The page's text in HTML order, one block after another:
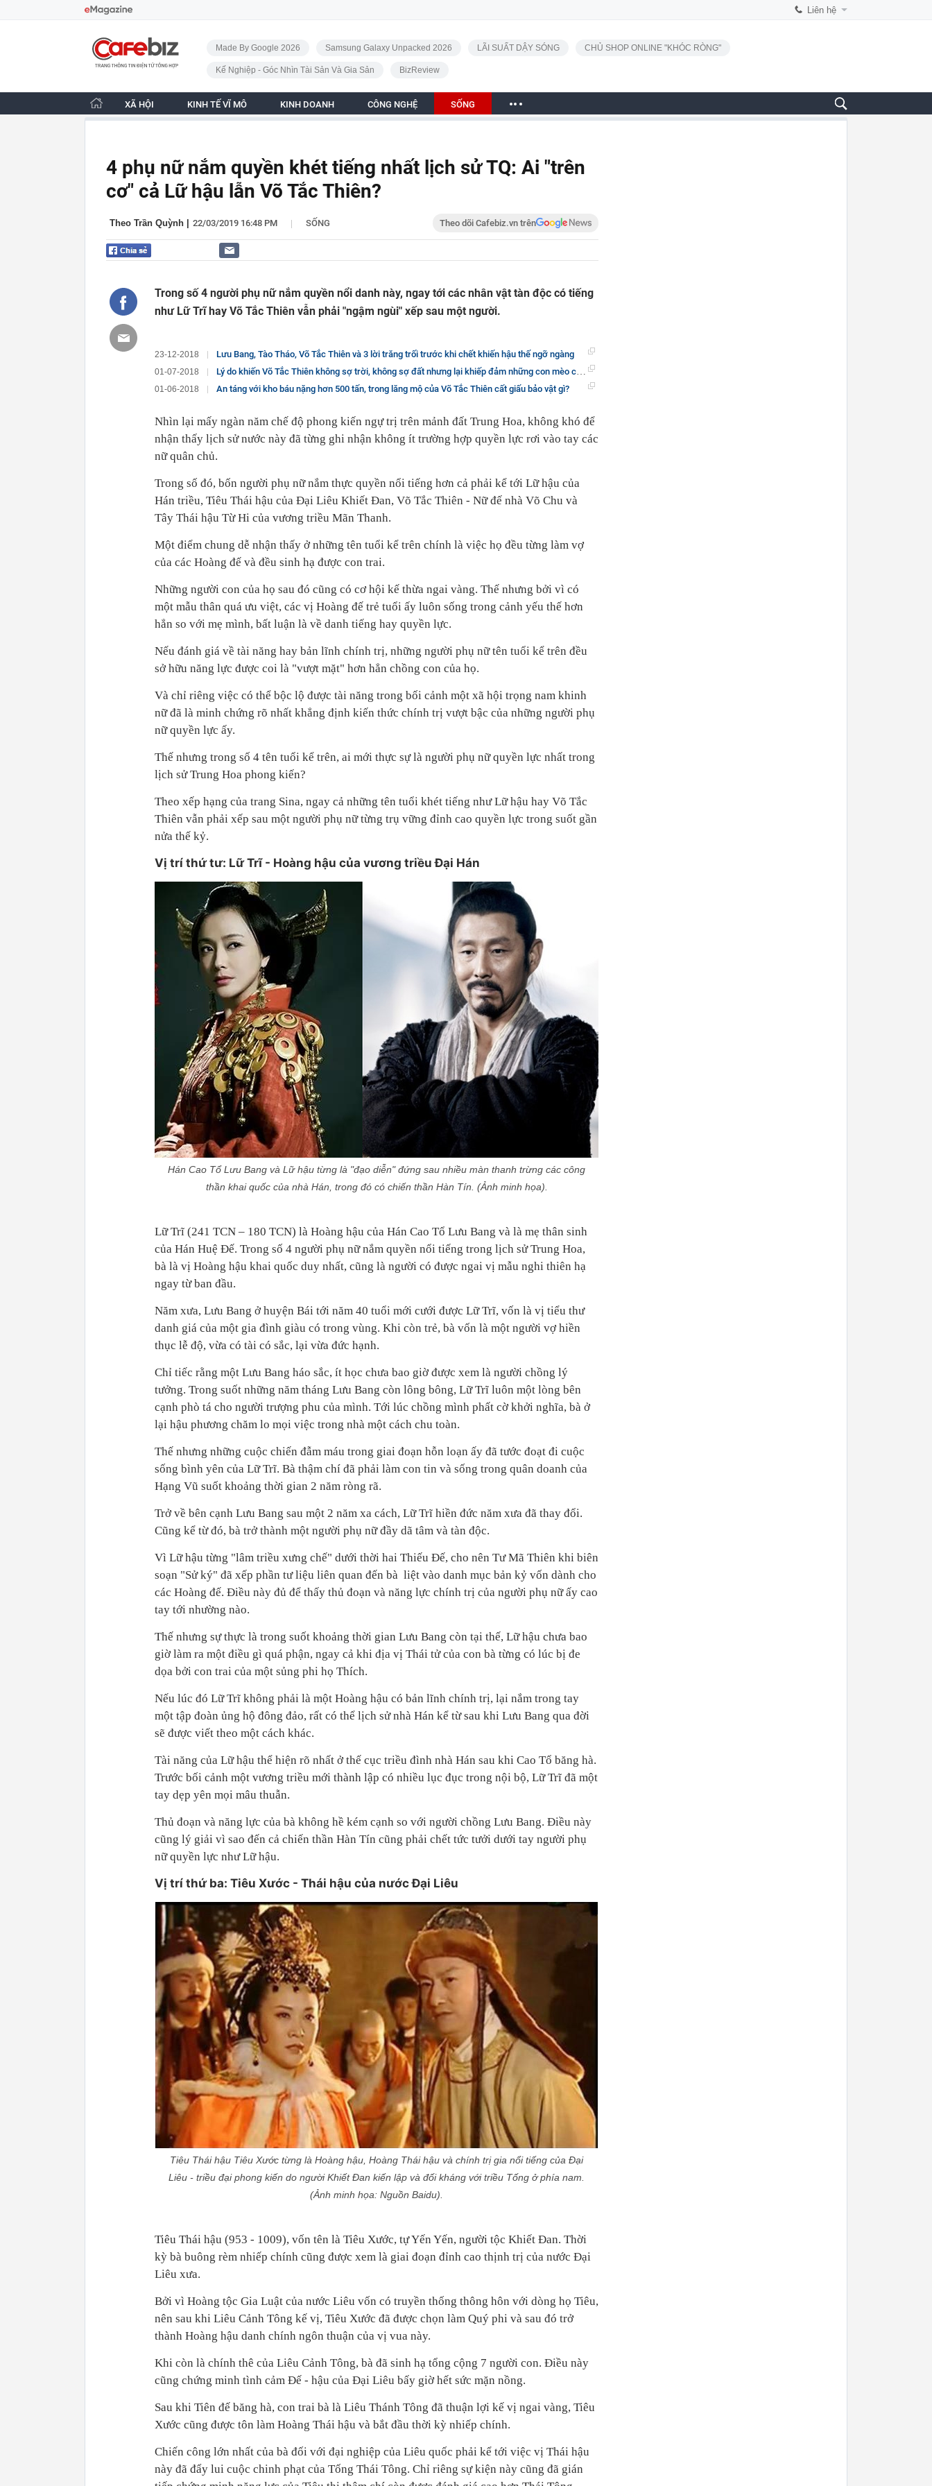
Liên hệ
CafeBiz - Trang chủ
Made By Google 2026 Samsung Galaxy Unpacked 2026 LÃI SUẤT DẬY SÓNG CHỦ SHOP ONLINE "KHÓC RÒNG"
Kế Nghiệp - Góc Nhìn Tài Sản Và Gia Sản BizReview
XÃ HỘI KINH TẾ VĨ MÔ KINH DOANH CÔNG NGHỆ SỐNG
4 phụ nữ nắm quyền khét tiếng nhất lịch sử TQ: Ai "trên
cơ" cả Lữ hậu lẫn Võ Tắc Thiên?
Theo Trần Quỳnh 22/03/2019 16:48 PM | SỐNG Theo dõi Cafebiz.vn trên
Trong số 4 người phụ nữ nắm quyền nổi danh này, ngay tới các nhân vật tàn độc có tiếng
như Lữ Trĩ hay Võ Tắc Thiên vẫn phải "ngậm ngùi" xếp sau một người.
23-12-2018 Lưu Bang, Tào Tháo, Võ Tắc Thiên và 3 lời trăng trối trước khi chết khiến hậu thế ngỡ ngàng
01-07-2018 Lý do khiến Võ Tắc Thiên không sợ trời, không sợ đất nhưng lại khiếp đảm những con mèo cho đến tận lúc chết
01-06-2018 An táng với kho báu nặng hơn 500 tấn, trong lăng mộ của Võ Tắc Thiên cất giấu bảo vật gì?
Nhìn lại mấy ngàn năm chế độ phong kiến ngự trị trên mảnh đất Trung Hoa, không khó để
nhận thấy lịch sử nước này đã từng ghi nhận không ít trường hợp quyền lực rơi vào tay các
nữ quân chủ.
Trong số đó, bốn người phụ nữ nắm thực quyền nổi tiếng hơn cả phải kể tới Lữ hậu của
Hán triều, Tiêu Thái hậu của Đại Liêu Khiết Đan, Võ Tắc Thiên - Nữ đế nhà Võ Chu và
Tây Thái hậu Từ Hi của vương triều Mãn Thanh.
Một điểm chung dễ nhận thấy ở những tên tuổi kể trên chính là việc họ đều từng làm vợ
của các Hoàng đế và đều sinh hạ được con trai.
Những người con của họ sau đó cũng có cơ hội kế thừa ngai vàng. Thế nhưng bởi vì có
một mẫu thân quá ưu việt, các vị Hoàng đế trẻ tuổi ấy luôn sống trong cảnh yếu thế hơn
hẳn so với mẹ mình, bất luận là về danh tiếng hay quyền lực.
Nếu đánh giá về tài năng hay bản lĩnh chính trị, những người phụ nữ tên tuổi kể trên đều
sở hữu năng lực được coi là "vượt mặt" hơn hẳn chồng con của họ.
Và chỉ riêng việc có thể bộc lộ được tài năng trong bối cảnh một xã hội trọng nam khinh
nữ đã là minh chứng rõ nhất khẳng định kiến thức chính trị vượt bậc của những người phụ
nữ quyền lực ấy.
Thế nhưng trong số 4 tên tuổi kể trên, ai mới thực sự là người phụ nữ quyền lực nhất trong
lịch sử Trung Hoa phong kiến?
Theo xếp hạng của trang Sina, ngay cả những tên tuổi khét tiếng như Lữ hậu hay Võ Tắc
Thiên vẫn phải xếp sau một người phụ nữ từng trụ vững đỉnh cao quyền lực trong suốt gần
nửa thế kỷ.
Vị trí thứ tư: Lữ Trĩ - Hoàng hậu của vương triều Đại Hán
Hán Cao Tổ Lưu Bang và Lữ hậu từng là "đạo diễn" đứng sau nhiều màn thanh trừng các công
thần khai quốc của nhà Hán, trong đó có chiến thần Hàn Tín. (Ảnh minh họa).
Lữ Trĩ (241 TCN – 180 TCN) là Hoàng hậu của Hán Cao Tổ Lưu Bang và là mẹ thân sinh
của Hán Huệ Đế. Trong số 4 người phụ nữ nắm quyền nổi tiếng trong lịch sử Trung Hoa,
bà là vị Hoàng hậu khai quốc duy nhất, cũng là người có được ngai vị mẫu nghi thiên hạ
ngay từ ban đầu.
Năm xưa, Lưu Bang ở huyện Bái tới năm 40 tuổi mới cưới được Lữ Trĩ, vốn là vị tiểu thư
danh giá của một gia đình giàu có trong vùng. Khi còn trẻ, bà vốn là một người vợ hiền
thục lễ độ, vừa có tài có sắc, lại vừa đức hạnh.
Chỉ tiếc rằng một Lưu Bang háo sắc, ít học chưa bao giờ được xem là người chồng lý
tưởng. Trong suốt những năm tháng Lưu Bang còn lông bông, Lữ Trĩ luôn một lòng bên
cạnh phò tá cho người trượng phu của mình. Tới lúc chồng mình phất cờ khởi nghĩa, bà ở
lại hậu phương chăm lo mọi việc trong nhà một cách chu toàn.
Thế nhưng những cuộc chiến đẫm máu trong giai đoạn hỗn loạn ấy đã tước đoạt đi cuộc
sống bình yên của Lữ Trĩ. Bà thậm chí đã phải làm con tin và sống trong quân doanh của
Hạng Vũ suốt khoảng thời gian 2 năm ròng rã.
Trở về bên cạnh Lưu Bang sau một 2 năm xa cách, Lữ Trĩ hiền đức năm xưa đã thay đổi.
Cũng kể từ đó, bà trở thành một người phụ nữ đầy dã tâm và tàn độc.
Vì Lữ hậu từng "lâm triều xưng chế" dưới thời hai Thiếu Đế, cho nên Tư Mã Thiên khi biên
soạn "Sử ký" đã xếp phần tư liệu liên quan đến bà liệt vào danh mục bản kỷ vốn dành cho
các Hoàng đế. Điều này đủ để thấy thủ đoạn và năng lực chính trị của người phụ nữ ấy cao
tay tới nhường nào.
Thế nhưng sự thực là trong suốt khoảng thời gian Lưu Bang còn tại thế, Lữ hậu chưa bao
giờ làm ra một điều gì quá phận, ngay cả khi địa vị Thái tử của con bà từng có lúc bị đe
dọa bởi con trai của một sủng phi họ Thích.
Nếu lúc đó Lữ Trĩ không phải là một Hoàng hậu có bản lĩnh chính trị, lại nắm trong tay
một tập đoàn ủng hộ đông đảo, rất có thể lịch sử nhà Hán kể từ sau khi Lưu Bang qua đời
sẽ được viết theo một cách khác.
Tài năng của Lữ hậu thể hiện rõ nhất ở thế cục triều đình nhà Hán sau khi Cao Tổ băng hà.
Trước bối cảnh một vương triều mới thành lập có nhiều lục đục trong nội bộ, Lữ Trĩ đã một
tay dẹp yên mọi mâu thuẫn.
Thủ đoạn và năng lực của bà không hề kém cạnh so với người chồng Lưu Bang. Điều này
cũng lý giải vì sao đến cả chiến thần Hàn Tín cũng phải chết tức tưởi dưới tay người phụ
nữ quyền lực như Lữ hậu.
Vị trí thứ ba: Tiêu Xước - Thái hậu của nước Đại Liêu
Tiêu Thái hậu Tiêu Xước từng là Hoàng hậu, Hoàng Thái hậu và chính trị gia nổi tiếng của Đại
Liêu - triều đại phong kiến do người Khiết Đan kiến lập và đối kháng với triều Tống ở phía nam.
(Ảnh minh họa: Nguồn Baidu).
Tiêu Thái hậu (953 - 1009), vốn tên là Tiêu Xước, tự Yến Yến, người tộc Khiết Đan. Thời
kỳ bà buông rèm nhiếp chính cũng được xem là giai đoạn đỉnh cao thịnh trị của nước Đại
Liêu xưa.
Bởi vì Hoàng tộc Gia Luật của nước Liêu vốn có truyền thống thông hôn với dòng họ Tiêu,
nên sau khi Liêu Cảnh Tông kế vị, Tiêu Xước đã được chọn làm Quý phi và sau đó trở
thành Hoàng hậu danh chính ngôn thuận của vị vua này.
Khi còn là chính thê của Liêu Cảnh Tông, bà đã sinh hạ tổng cộng 7 người con. Điều này
cũng chứng minh tình cảm Đế - hậu của Đại Liêu bấy giờ hết sức mặn nồng.
Sau khi Tiên đế băng hà, con trai bà là Liêu Thánh Tông đã thuận lợi kế vị ngai vàng, Tiêu
Xước cũng được tôn làm Hoàng Thái hậu và bắt đầu thời kỳ nhiếp chính.
Chiến công lớn nhất của bà đối với đại nghiệp của Liêu quốc phải kể tới việc vị Thái hậu
này đã đẩy lui cuộc chinh phạt của Tống Thái Tông. Chỉ riêng sự kiện này cũng đã gián